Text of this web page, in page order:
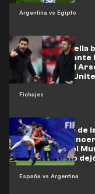
Argentina vs Egipto
Fichajes
La joven estrella
un hat-trick ante
ojeadores del
Manchester
España vs Argentina
El presidente de
Argentina:
como ganar el
contra Egipto
nosotros